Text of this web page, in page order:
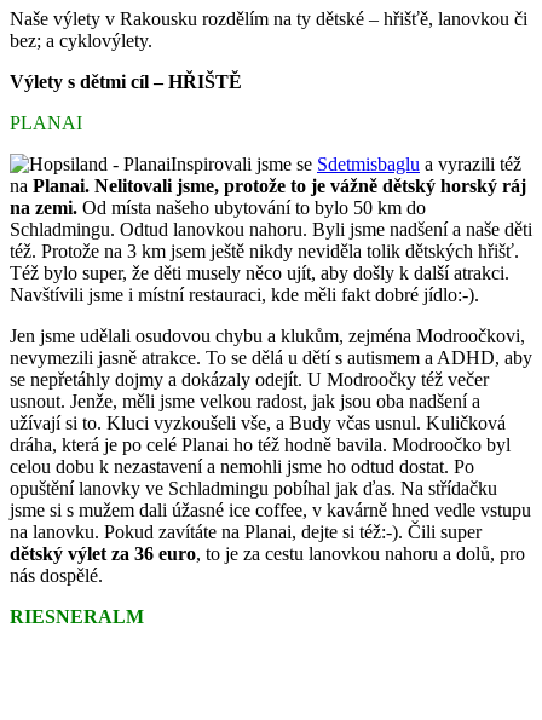
Naše výlety v Rakousku rozdělím na ty dětské – hřišťě, lanovkou či
bez; a cyklovýlety.
Výlety s dětmi cíl – HŘIŠTĚ
PLANAI
Inspirovali jsme se Sdetmisbaglu a vyrazili též
na Planai. Nelitovali jsme, protože to je vážně dětský horský ráj
na zemi. Od místa našeho ubytování to bylo 50 km do
Schladmingu. Odtud lanovkou nahoru. Byli jsme nadšení a naše děti
též. Protože na 3 km jsem ještě nikdy neviděla tolik dětských hřišť.
Též bylo super, že děti musely něco ujít, aby došly k další atrakci.
Navštívili jsme i místní restauraci, kde měli fakt dobré jídlo:-).
Jen jsme udělali osudovou chybu a klukům, zejména Modroočkovi,
nevymezili jasně atrakce. To se dělá u dětí s autismem a ADHD, aby
se nepřetáhly dojmy a dokázaly odejít. U Modroočky též večer
usnout. Jenže, měli jsme velkou radost, jak jsou oba nadšení a
užívají si to. Kluci vyzkoušeli vše, a Budy včas usnul. Kuličková
dráha, která je po celé Planai ho též hodně bavila. Modroočko byl
celou dobu k nezastavení a nemohli jsme ho odtud dostat. Po
opuštění lanovky ve Schladmingu pobíhal jak ďas. Na střídačku
jsme si s mužem dali úžasné ice coffee, v kavárně hned vedle vstupu
na lanovku. Pokud zavítáte na Planai, dejte si též:-). Čili super
dětský výlet za 36 euro, to je za cestu lanovkou nahoru a dolů, pro
nás dospělé.
RIESNERALM